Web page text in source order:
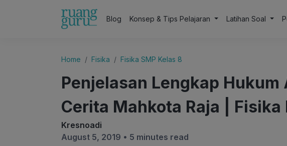
Blog Konsep & Tips Pelajaran Latihan Soal
Home Fisika Fisika SMP Kelas 8
Penjelasan Lengkap Hukum
Cerita Mahkota Raja | Fisika
Kresnoadi
August 5, 2019 • 5 minutes read